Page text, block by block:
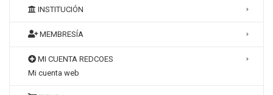
INSTITUCIÓN
MEMBRESÍA
MI CUENTA REDCOES
Mi cuenta web